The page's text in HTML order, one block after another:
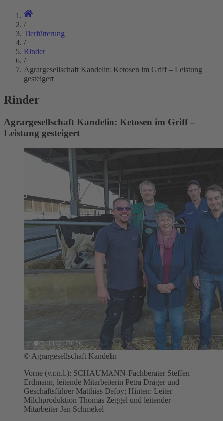
/
Tierfütterung
/
Rinder
/
Agrargesellschaft Kandelin: Ketosen im Griff – Leistung
gesteigert
Rinder
Agrargesellschaft Kandelin: Ketosen im Griff –
Leistung gesteigert
© Agrargesellschaft Kandelin
Vorne (v.r.n.l.): SCHAUMANN-Fachberater Steffen
Erdmann, leitende Mitarbeiterin Petra Dräger und
Geschäftsführer Matthias Defoy; Hinten: Leiter
Milchproduktion Thomas Zeggel und leitender
Mitarbeiter Jan Schmekel